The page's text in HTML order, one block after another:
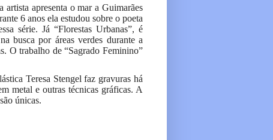
apresenta o mar a Guimarães
6 anos ela estudou sobre o poeta
série. Já “Florestas Urbanas”, é
busca por áreas verdes durante a
O trabalho de “Sagrado Feminino”
Teresa Stengel faz gravuras há
metal e outras técnicas gráficas. A
únicas.